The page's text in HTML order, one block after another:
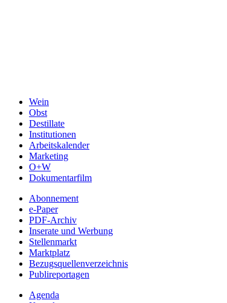
Wein
Obst
Destillate
Institutionen
Arbeitskalender
Marketing
O+W
Dokumentarfilm
Abonnement
e-Paper
PDF-Archiv
Inserate und Werbung
Stellenmarkt
Marktplatz
Bezugsquellenverzeichnis
Publireportagen
Agenda